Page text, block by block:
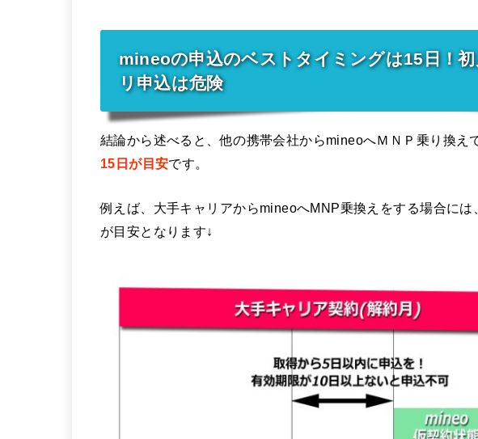
mineoの申込のベストタイミングは15日！
リ申込は危険
結論から述べると、他の携帯会社からmineoへＭＮＰ乗り換え
15日が目安です。
例えば、大手キャリアからmineoへMNP乗換えをする場合に
が目安となります↓